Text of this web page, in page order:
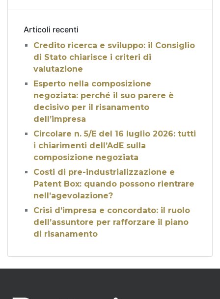
Articoli recenti
Credito ricerca e sviluppo: il Consiglio
di Stato chiarisce i criteri di
valutazione
Esperto nella composizione
negoziata: perché il suo parere è
decisivo per il risanamento
dell’impresa
Circolare n. 5/E del 16 luglio 2026: tutti
i chiarimenti dell’AdE sulla
composizione negoziata
Costi di pre-industrializzazione e
Patent Box: quando possono rientrare
nell’agevolazione?
Crisi d’impresa e concordato: il ruolo
dell’assuntore per rafforzare il piano
di risanamento